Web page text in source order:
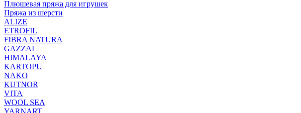
Плюшевая пряжа для игрушек
Пряжа из шерсти
ALIZE
ETROFIL
FIBRA NATURA
GAZZAL
HIMALAYA
KARTOPU
NAKO
KUTNOR
VITA
WOOL SEA
YARNART